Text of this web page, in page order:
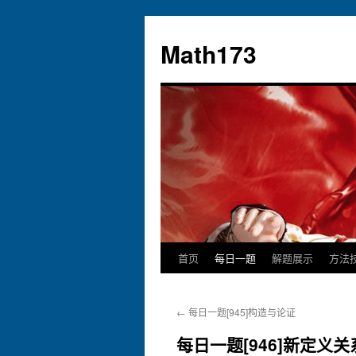
正
文
Math173
首页 每日一题 解题展示 方法
← 每日一题[945]构造与论证
每日一题[946]新定义关